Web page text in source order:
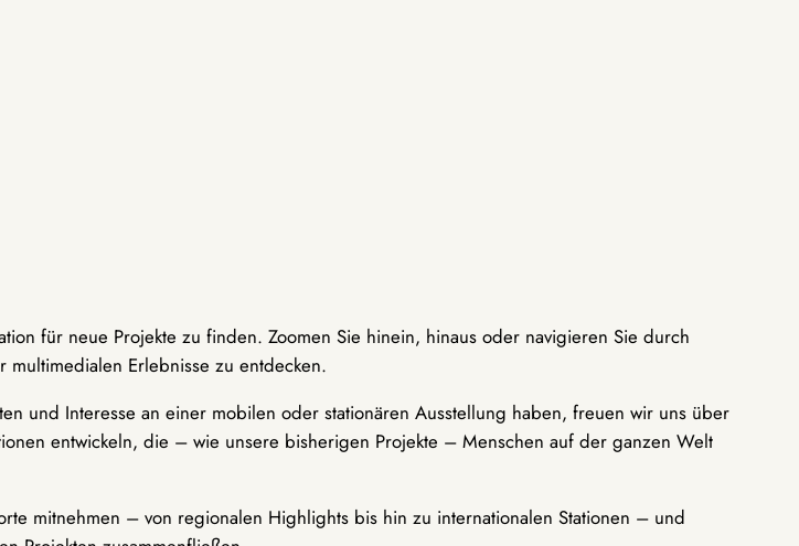
für neue Projekte zu finden. Zoomen Sie hinein, hinaus oder navigieren Sie durch
multimedialen Erlebnisse zu entdecken.
und Interesse an einer mobilen oder stationären Ausstellung haben, freuen wir uns über
entwickeln, die – wie unsere bisherigen Projekte – Menschen auf der ganzen Welt
mitnehmen – von regionalen Highlights bis hin zu internationalen Stationen – und